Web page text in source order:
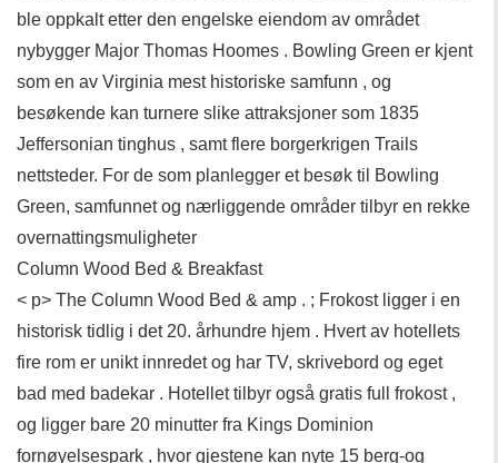
ble oppkalt etter den engelske eiendom av området
nybygger Major Thomas Hoomes . Bowling Green er kjent
som en av Virginia mest historiske samfunn , og
besøkende kan turnere slike attraksjoner som 1835
Jeffersonian tinghus , samt flere borgerkrigen Trails
nettsteder. For de som planlegger et besøk til Bowling
Green, samfunnet og nærliggende områder tilbyr en rekke
overnattingsmuligheter
Column Wood Bed & Breakfast
< p> The Column Wood Bed & amp . ; Frokost ligger i en
historisk tidlig i det 20. århundre hjem . Hvert av hotellets
fire rom er unikt innredet og har TV, skrivebord og eget
bad med badekar . Hotellet tilbyr også gratis full frokost ,
og ligger bare 20 minutter fra Kings Dominion
fornøyelsespark , hvor gjestene kan nyte 15 berg-og